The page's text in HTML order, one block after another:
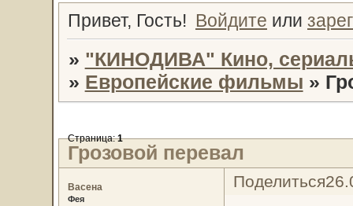
Привет, Гость! Войдите или
» "КИНОДИВА" Кино,
» Европейские фильмы »
Грозовой перевал
Страница:1
Поделиться
Васена
Фея